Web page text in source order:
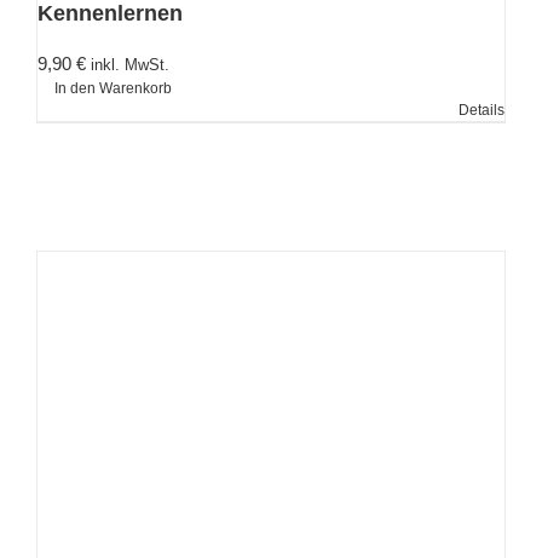
Kennenlernen
9,90 € inkl. MwSt.
In den Warenkorb
Details